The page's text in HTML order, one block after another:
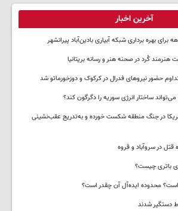
آخرین اخبار
بهره برداری شبکه آبیاری بادین‌آباد پیرانشهر
کُرد در صحنه هنر و رسانه بریتانیا
حضور نیروهای فدرال در کرکوک و دوزخورماتو شد
می‌تواند ساختار انرژی سوریه را دگرگون کند؟
در جنگ منطقه شکست خورده و به‌تدریج عقب‌نشینی
محدوده ایده‌آل آن چقدر است؟